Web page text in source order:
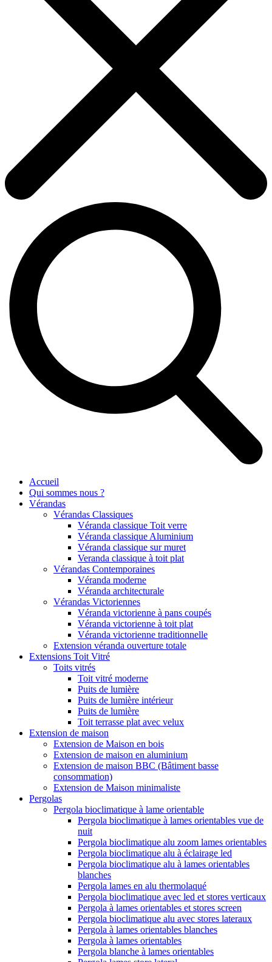
Accueil
Qui sommes nous ?
Vérandas
Vérandas Classiques
Véranda classique Toit verre
Véranda classique Aluminium
Véranda classique sur muret
Veranda classique à toit plat
Vérandas Contemporaines
Véranda moderne
Véranda architecturale
Vérandas Victoriennes
Véranda victorienne à pans coupés
Véranda victorienne à toit plat
Véranda victorienne traditionnelle
Extension véranda ouverture totale
Extensions Toit Vitré
Toits vitrés
Toit vitré moderne
Puits de lumière
Puits de lumière intérieur
Puits de lumière
Toit terrasse plat avec velux
Extension de maison
Extension de Maison en bois
Extension de maison en aluminium
Extension de maison BBC (Bâtiment basse
consommation)
Extension de Maison minimaliste
Pergolas
Pergola bioclimatique à lame orientable
Pergola bioclimatique à lames orientables vue de
nuit
Pergola bioclimatique alu zoom lames orientables
Pergola bioclimatique alu à éclairage led
Pergola bioclimatique alu à lames orientables
blanches
Pergola lames en alu thermolaqué
Pergola bioclimatique avec led et stores verticaux
Pergola à lames orientables et stores screen
Pergola bioclimatique alu avec stores lateraux
Pergola à lames orientables blanches
Pergola à lames orientables
Pergola blanche à lames orientables